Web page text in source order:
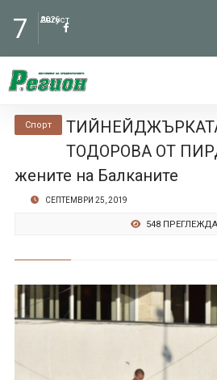
7 Август
2026
Спорт
ТОДОРОВА ОТ
жените на Балканите
СЕПТЕМВРИ 25, 2019
548